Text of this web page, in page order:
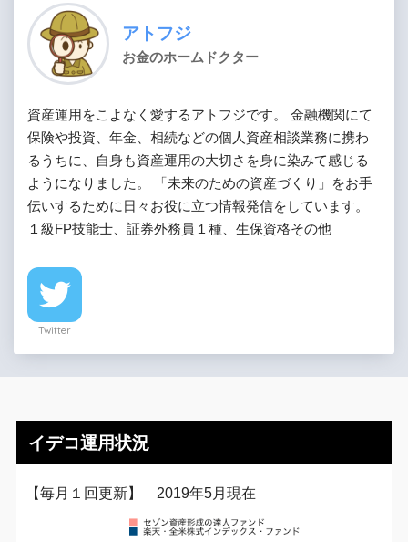
アトフジ
お金のホームドクター
資産運用をこよなく愛するアトフジです。 金融機関にて
保険や投資、年金、相続などの個人資産相談業務に携わ
るうちに、自身も資産運用の大切さを身に染みて感じる
ようになりました。 「未来のための資産づくり」をお手
伝いするために日々お役に立つ情報発信をしています。
１級FP技能士、証券外務員１種、生保資格その他
Twitter
イデコ運用状況
【毎月１回更新】 2019年5月現在